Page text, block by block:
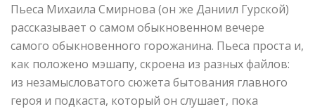
Пьеса Михаила Смирнова (он же Даниил Гурской)
рассказывает о самом обыкновенном вечере
самого обыкновенного горожанина. Пьеса проста и,
как положено мэшапу, скроена из разных файлов:
из незамысловатого сюжета бытования главного
героя и подкаста, который он слушает, пока